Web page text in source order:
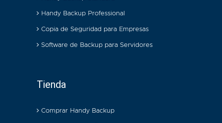
Handy Backup Professional
Copia de Seguridad para Empresas
Software de Backup para Servidores
Tienda
Comprar Handy Backup